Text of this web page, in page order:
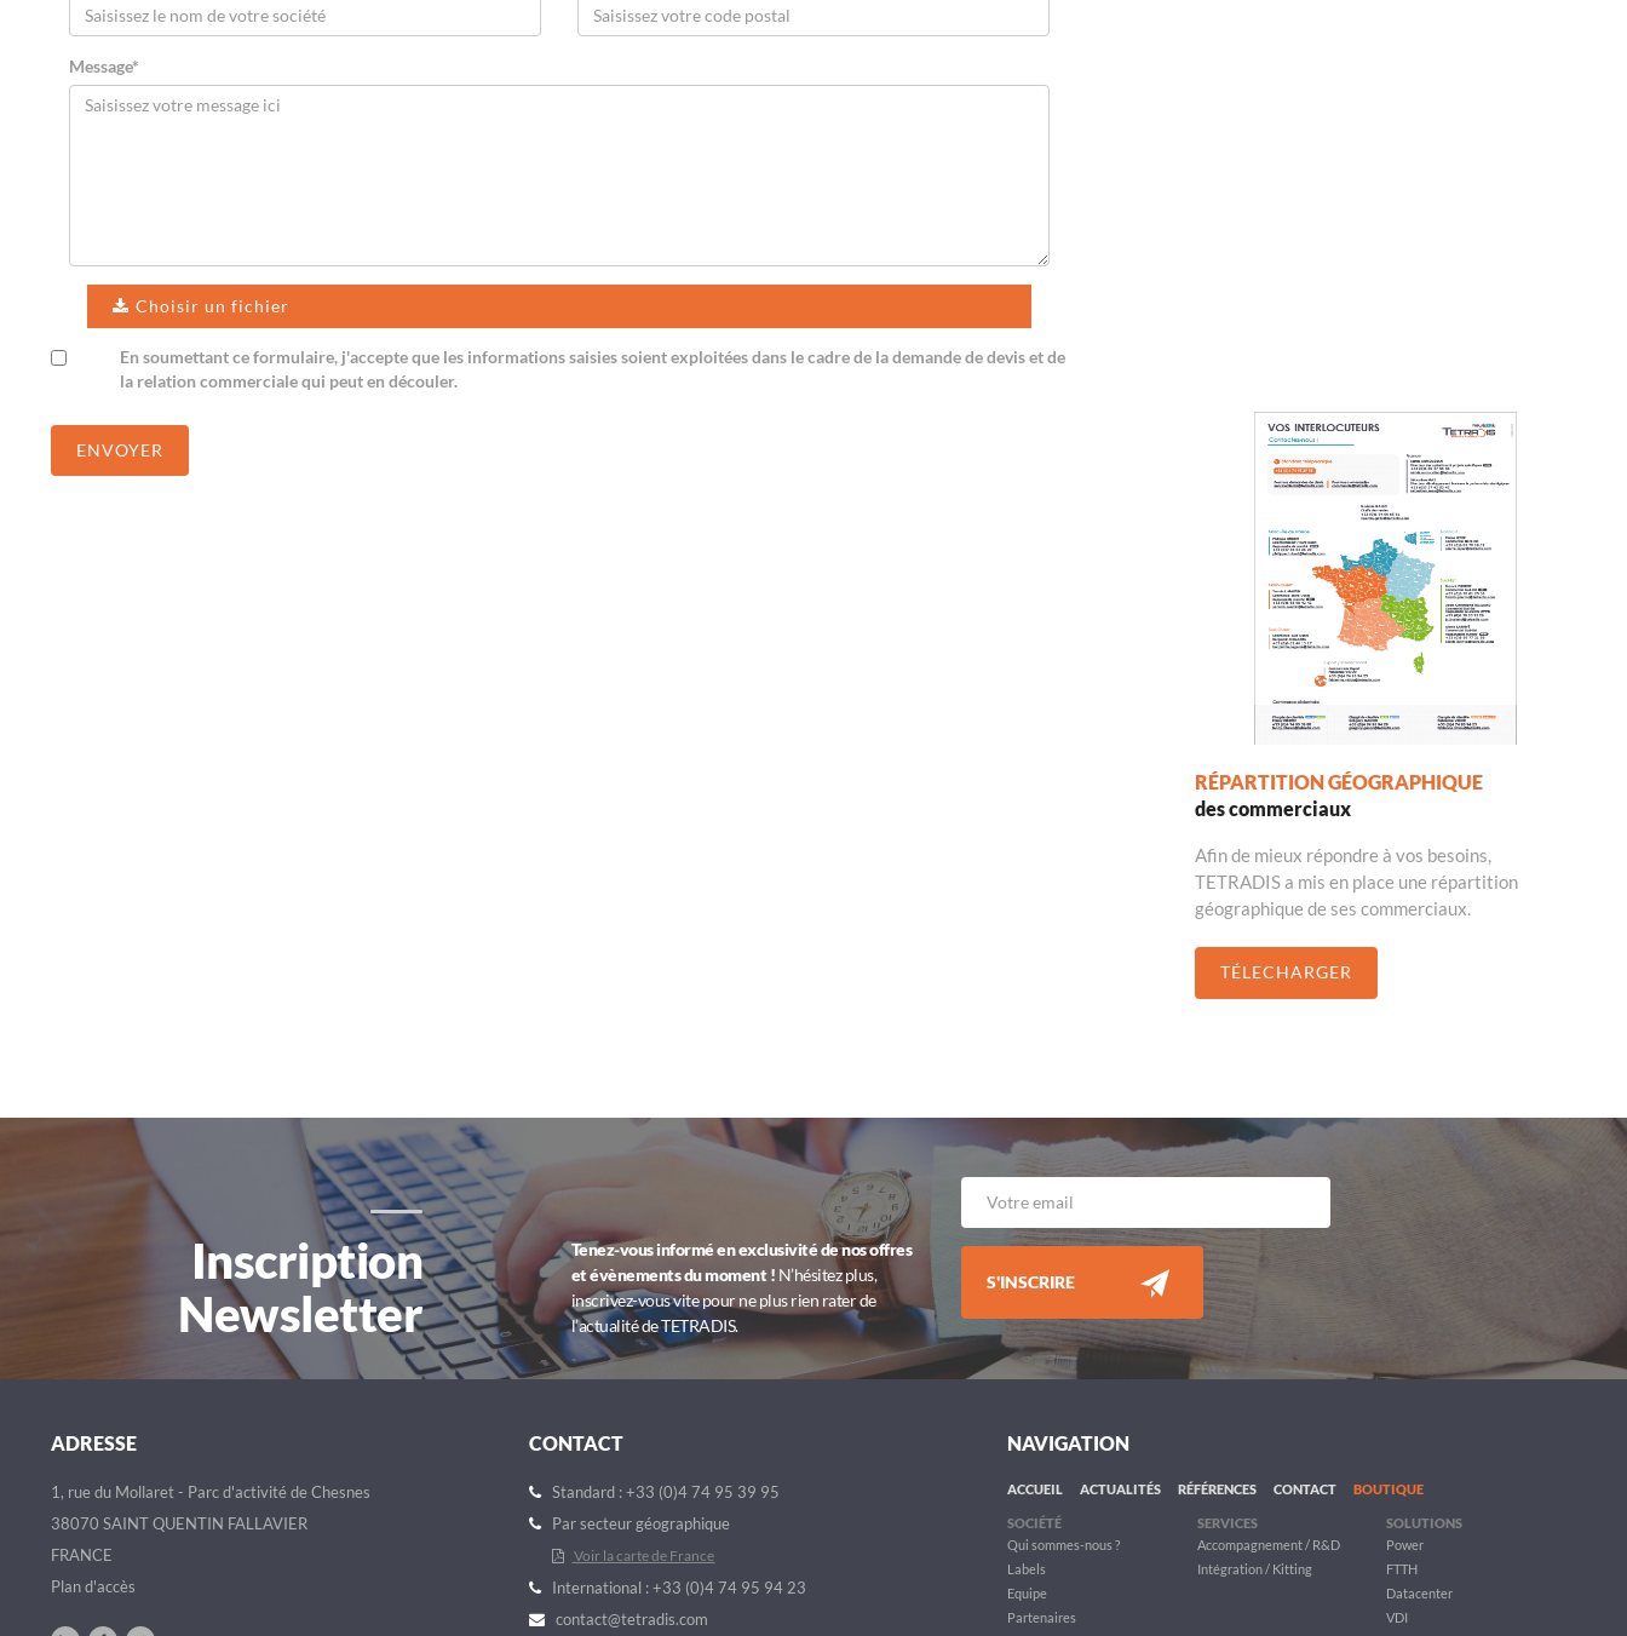
Message*
Choisir un fichier
En soumettant ce formulaire, j'accepte que les informations saisies soient exploitées dans le cadre de la demande de devis et de
la relation commerciale qui peut en découler.
ENVOYER
RÉPARTITION GÉOGRAPHIQUE
des commerciaux
Afin de mieux répondre à vos besoins,
TETRADIS a mis en place une répartition
géographique de ses commerciaux.
TÉLECHARGER
Inscription
Newsletter
Tenez-vous informé en exclusivité de nos offres
et évènements du moment ! N’hésitez plus,
inscrivez-vous vite pour ne plus rien rater de
l’actualité de TETRADIS.
S'INSCRIRE
ADRESSE
1, rue du Mollaret - Parc d'activité de Chesnes
38070 SAINT QUENTIN FALLAVIER
FRANCE
Plan d'accès
CONTACT
Standard : +33 (0)4 74 95 39 95
Par secteur géographique
Voir la carte de France
International : +33 (0)4 74 95 94 23
contact@tetradis.com
NAVIGATION
ACCUEIL ACTUALITÉS RÉFÉRENCES CONTACT BOUTIQUE
SOCIÉTÉ
Qui sommes-nous ?
Labels
Equipe
Partenaires
SERVICES
Accompagnement / R&D
Intégration / Kitting
SOLUTIONS
Power
FTTH
Datacenter
VDI